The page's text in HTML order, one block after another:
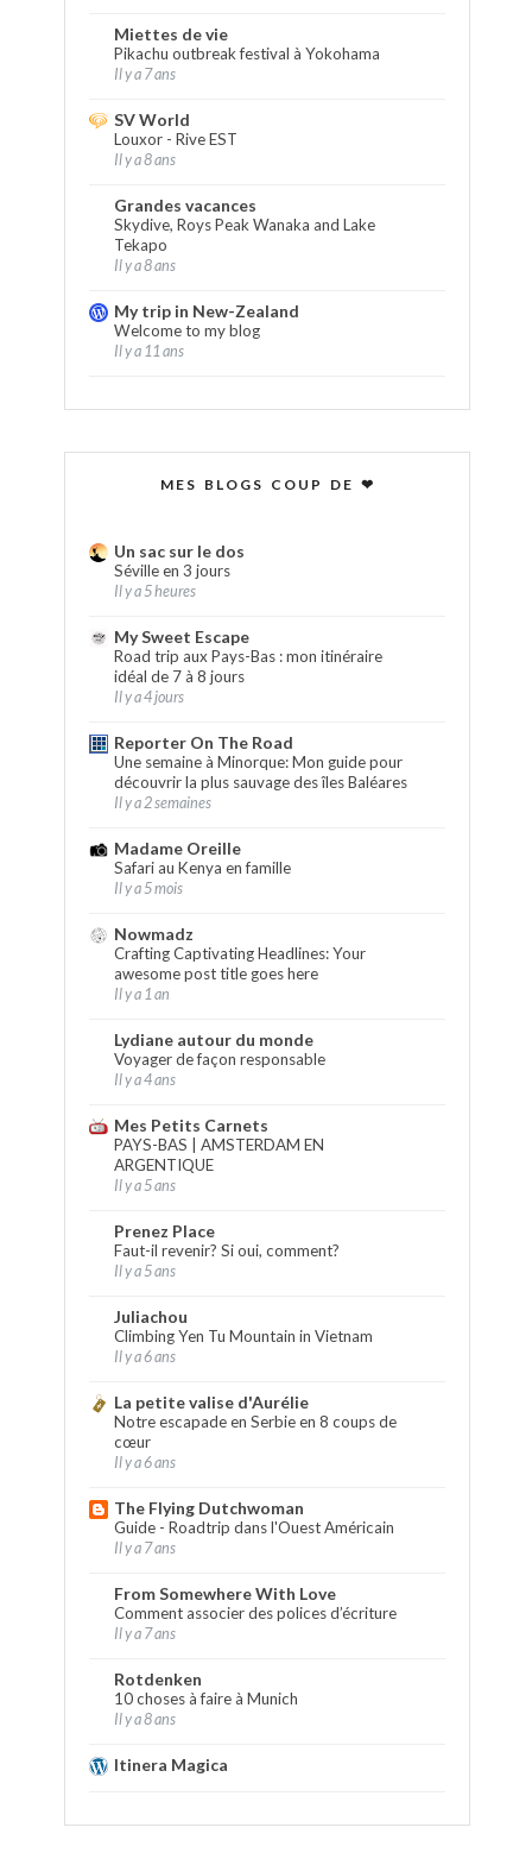
Miettes de vie
Pikachu outbreak festival à Yokohama
Il y a 7 ans
SV World
Louxor - Rive EST
Il y a 8 ans
Grandes vacances
Skydive, Roys Peak Wanaka and Lake
Tekapo
Il y a 8 ans
My trip in New-Zealand
Welcome to my blog
Il y a 11 ans
MES BLOGS COUP DE ❤
Un sac sur le dos
Séville en 3 jours
Il y a 5 heures
My Sweet Escape
Road trip aux Pays-Bas : mon itinéraire
idéal de 7 à 8 jours
Il y a 4 jours
Reporter On The Road
Une semaine à Minorque: Mon guide pour
découvrir la plus sauvage des îles Baléares
Il y a 2 semaines
Madame Oreille
Safari au Kenya en famille
Il y a 5 mois
Nowmadz
Crafting Captivating Headlines: Your
awesome post title goes here
Il y a 1 an
Lydiane autour du monde
Voyager de façon responsable
Il y a 4 ans
Mes Petits Carnets
PAYS-BAS | AMSTERDAM EN
ARGENTIQUE
Il y a 5 ans
Prenez Place
Faut-il revenir? Si oui, comment?
Il y a 5 ans
Juliachou
Climbing Yen Tu Mountain in Vietnam
Il y a 6 ans
La petite valise d'Aurélie
Notre escapade en Serbie en 8 coups de
cœur
Il y a 6 ans
The Flying Dutchwoman
Guide - Roadtrip dans l'Ouest Américain
Il y a 7 ans
From Somewhere With Love
Comment associer des polices d’écriture
Il y a 7 ans
Rotdenken
10 choses à faire à Munich
Il y a 8 ans
Itinera Magica